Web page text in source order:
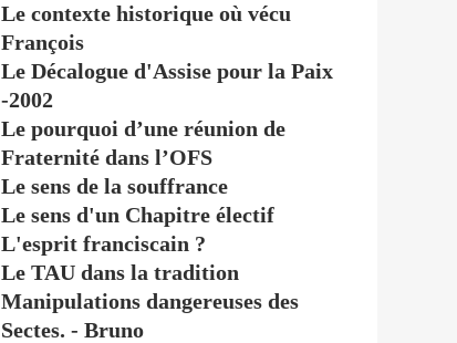
Le contexte historique où vécu
François
Le Décalogue d'Assise pour la Paix
-2002
Le pourquoi d’une réunion de
Fraternité dans l’OFS
Le sens de la souffrance
Le sens d'un Chapitre électif
L'esprit franciscain ?
Le TAU dans la tradition
Manipulations dangereuses des
Sectes. - Bruno